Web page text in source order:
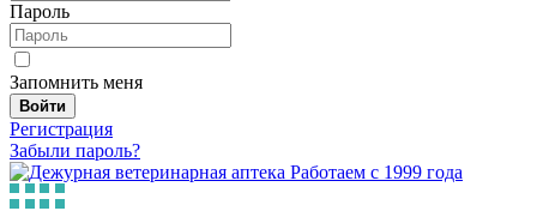
Пароль
Запомнить меня
Войти
Регистрация
Забыли пароль?
Работаем с 1999 года